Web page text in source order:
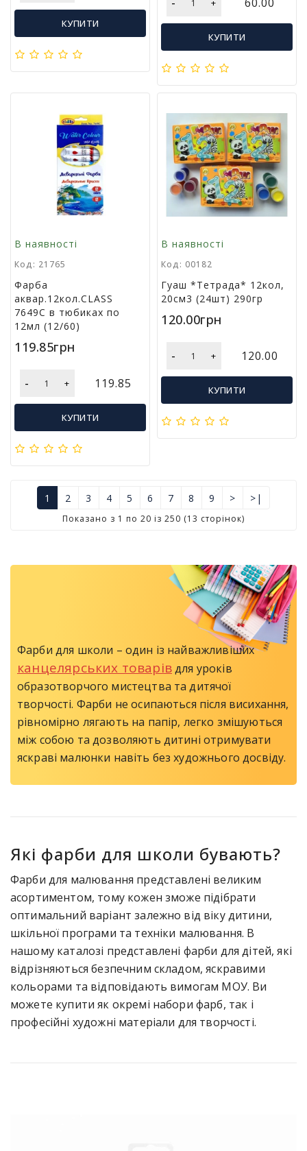
КУПИТИ
+
КУПИТИ
В наявності
Код: 21765
Фарба
аквар.12кол.CLASS
7649С в тюбиках по
12мл (12/60)
119.85грн
- + 119.85
КУПИТИ
В наявності
Код: 00182
Гуаш *Тетрада* 12кол,
20см3 (24шт) 290гр
120.00грн
- + 120.00
КУПИТИ
1 2 3 4 5 6 7 8 9 > >|
Показано з 1 по 20 із 250 (13 сторінок)
Фарби для школи – один із найважливіших
канцелярських товарівдля уроків
образотворчого мистецтва та дитячої
творчості. Фарби не осипаються після висихання,
рівномірно лягають на папір, легко змішуються
між собою та дозволяють дитині отримувати
яскраві малюнки навіть без художнього досвіду.
Які фарби для школи бувають?
Фарби для малювання представлені великим
асортиментом, тому кожен зможе підібрати
оптимальний варіант залежно від віку дитини,
шкільної програми та техніки малювання. В
нашому каталозі представлені фарби для дітей, які
відрізняються безпечним складом, яскравими
кольорами та відповідають вимогам МОУ. Ви
можете купити як окремі набори фарб, так і
професійні художні матеріали для творчості.